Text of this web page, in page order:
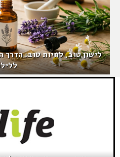
לישון טוב, לחיות טוב: